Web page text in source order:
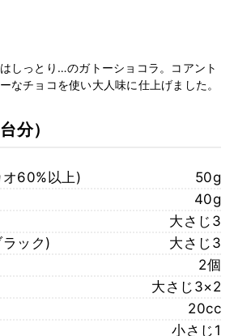
しっとり…のガトーショコラ。コアント
なチョコを使い大人味に仕上げました。
分）
60%以上)
50g
40g
大さじ3
ック)
大さじ3
2個
大さじ3×2
20cc
小さじ1